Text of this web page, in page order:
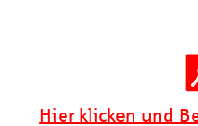
Hier klicken und